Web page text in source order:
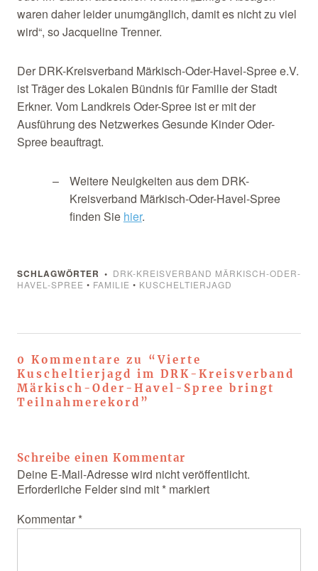
waren daher leider unumgänglich, damit es nicht zu viel
wird“, so Jacqueline Trenner.
Der DRK-Kreisverband Märkisch-Oder-Havel-Spree e.V.
ist Träger des Lokalen Bündnis für Familie der Stadt
Erkner. Vom Landkreis Oder-Spree ist er mit der
Ausführung des Netzwerkes Gesunde Kinder Oder-
Spree beauftragt.
Weitere Neuigkeiten aus dem DRK-
Kreisverband Märkisch-Oder-Havel-Spree
finden Sie hier.
SCHLAGWÖRTER
DRK-KREISVERBAND MÄRKISCH-ODER-
HAVEL-SPREE • FAMILIE • KUSCHELTIERJAGD
0 Kommentare zu “Vierte
Kuscheltierjagd im DRK-Kreisverband
Märkisch-Oder-Havel-Spree bringt
Teilnahmerekord ”
Schreibe einen Kommentar
Deine E-Mail-Adresse wird nicht veröffentlicht.
Erforderliche Felder sind mit *markiert
Kommentar *